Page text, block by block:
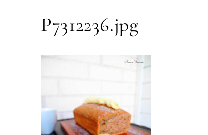
P7312236.jpg